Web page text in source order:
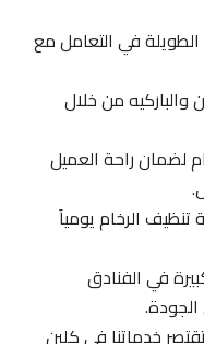
في التعامل مع
من خلال
راحة العميل
الرخام يومياً
في الفنادق
خدماتنا في كلين